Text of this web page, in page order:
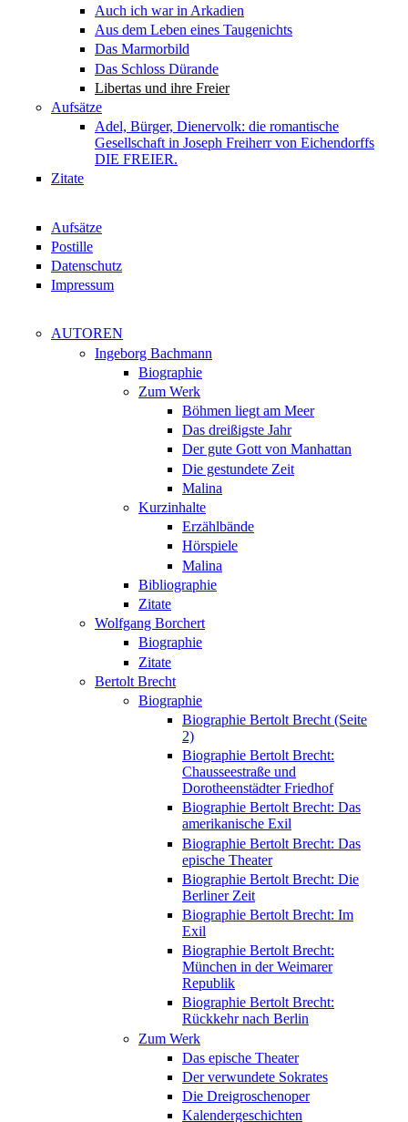
Auch ich war in Arkadien
Aus dem Leben eines Taugenichts
Das Marmorbild
Das Schloss Dürande
Libertas und ihre Freier
Aufsätze
Adel, Bürger, Dienervolk: die romantische
Gesellschaft in Joseph Freiherr von Eichendorffs
DIE FREIER.
Zitate
Aufsätze
Postille
Datenschutz
Impressum
AUTOREN
Ingeborg Bachmann
Biographie
Zum Werk
Böhmen liegt am Meer
Das dreißigste Jahr
Der gute Gott von Manhattan
Die gestundete Zeit
Malina
Kurzinhalte
Erzählbände
Hörspiele
Malina
Bibliographie
Zitate
Wolfgang Borchert
Biographie
Zitate
Bertolt Brecht
Biographie
Biographie Bertolt Brecht (Seite
2)
Biographie Bertolt Brecht:
Chausseestraße und
Dorotheenstädter Friedhof
Biographie Bertolt Brecht: Das
amerikanische Exil
Biographie Bertolt Brecht: Das
epische Theater
Biographie Bertolt Brecht: Die
Berliner Zeit
Biographie Bertolt Brecht: Im
Exil
Biographie Bertolt Brecht:
München in der Weimarer
Republik
Biographie Bertolt Brecht:
Rückkehr nach Berlin
Zum Werk
Das epische Theater
Der verwundete Sokrates
Die Dreigroschenoper
Kalendergeschichten